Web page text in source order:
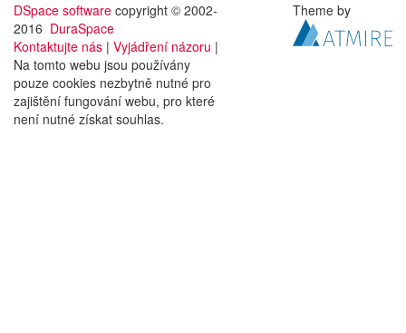
DSpace software copyright © 2002-
2016 DuraSpace
Kontaktujte nás | Vyjádření názoru |
Na tomto webu jsou používány
pouze cookies nezbytně nutné pro
zajištění fungování webu, pro které
není nutné získat souhlas.
Theme by